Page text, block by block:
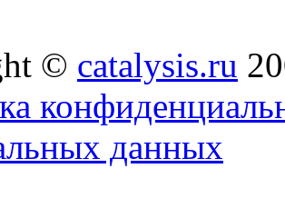
© catalysis.ru
данных